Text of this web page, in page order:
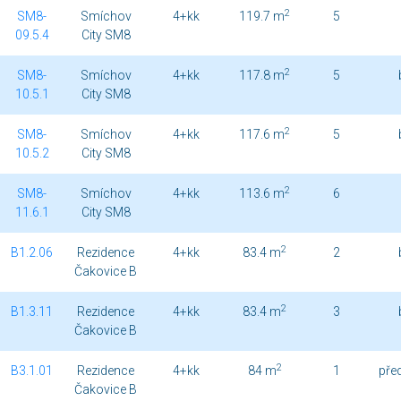
SM8-
09.5.4
Smíchov
City SM8
4+kk 119.7 m2 5
SM8-
10.5.1
Smíchov
City SM8
4+kk 117.8 m2 5
SM8-
10.5.2
Smíchov
City SM8
4+kk 117.6 m2 5
SM8-
11.6.1
Smíchov
City SM8
4+kk 113.6 m2 6
B1.2.06
Rezidence
Čakovice B
4+kk 83.4 m2 2
B1.3.11
Rezidence
Čakovice B
4+kk 83.4 m2 3
B3.1.01
Rezidence
Čakovice B
4+kk 84 m2 1